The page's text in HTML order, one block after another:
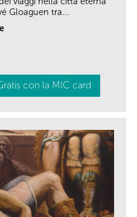
Gloaguen tra...
con la MIC card